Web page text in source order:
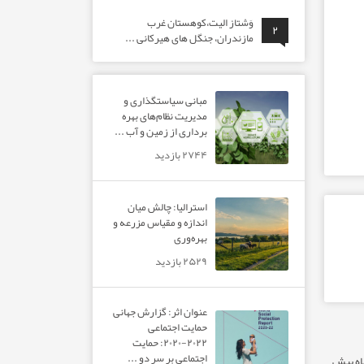
۲
وَشتاز الیت،کوهستان غرب
مازندران، جنگل های هیرکانی ...
مبانی سیاستگذاری و
مدیریت نظام‌های بهره‌
برداری از زمین و آب ...
۲۷۴۴ بازدید
استرالیا: چالش میان
اندازه و مقیاس مزرعه و
بهره‌وری
۲۵۲۹ بازدید
عنوان اثر: گزارش جهانی
حمایت اجتماعی
۲۰۲۲-۲۰۲۰: حمایت
اجتماعی بر سر دو ...